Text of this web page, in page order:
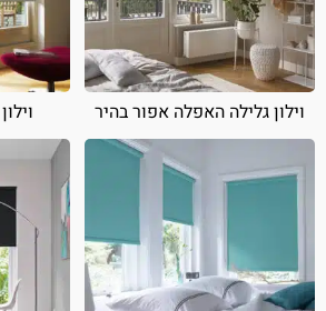
וילון גלילה האפלה אפור בהיר